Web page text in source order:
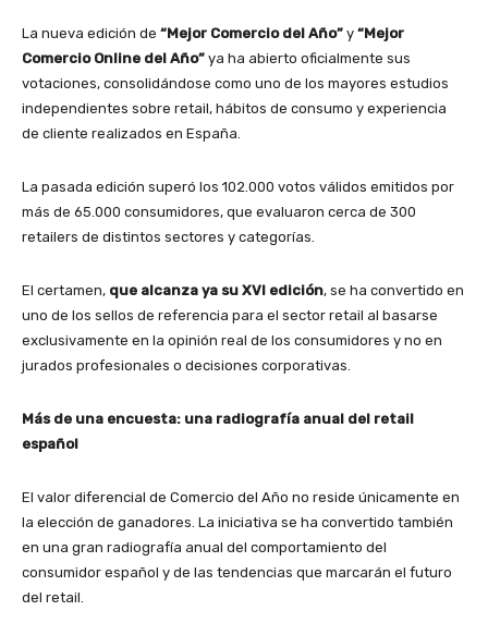
La nueva edición de “Mejor Comercio del Año” y “Mejor
Comercio Online del Año” ya ha abierto oficialmente sus
votaciones, consolidándose como uno de los mayores estudios
independientes sobre retail, hábitos de consumo y experiencia
de cliente realizados en España.
La pasada edición superó los 102.000 votos válidos emitidos por
más de 65.000 consumidores, que evaluaron cerca de 300
retailers de distintos sectores y categorías.
El certamen, que alcanza ya su XVI edición, se ha convertido en
uno de los sellos de referencia para el sector retail al basarse
exclusivamente en la opinión real de los consumidores y no en
jurados profesionales o decisiones corporativas.
Más de una encuesta: una radiografía anual del retail
español
El valor diferencial de Comercio del Año no reside únicamente en
la elección de ganadores. La iniciativa se ha convertido también
en una gran radiografía anual del comportamiento del
consumidor español y de las tendencias que marcarán el futuro
del retail.